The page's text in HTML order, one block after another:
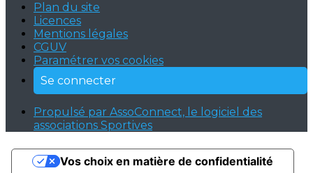
Plan du site
Licences
Mentions légales
CGUV
Paramétrer vos cookies
Se connecter
Propulsé par AssoConnect, le logiciel des
associations Sportives
Vos choix en matière de confidentialité